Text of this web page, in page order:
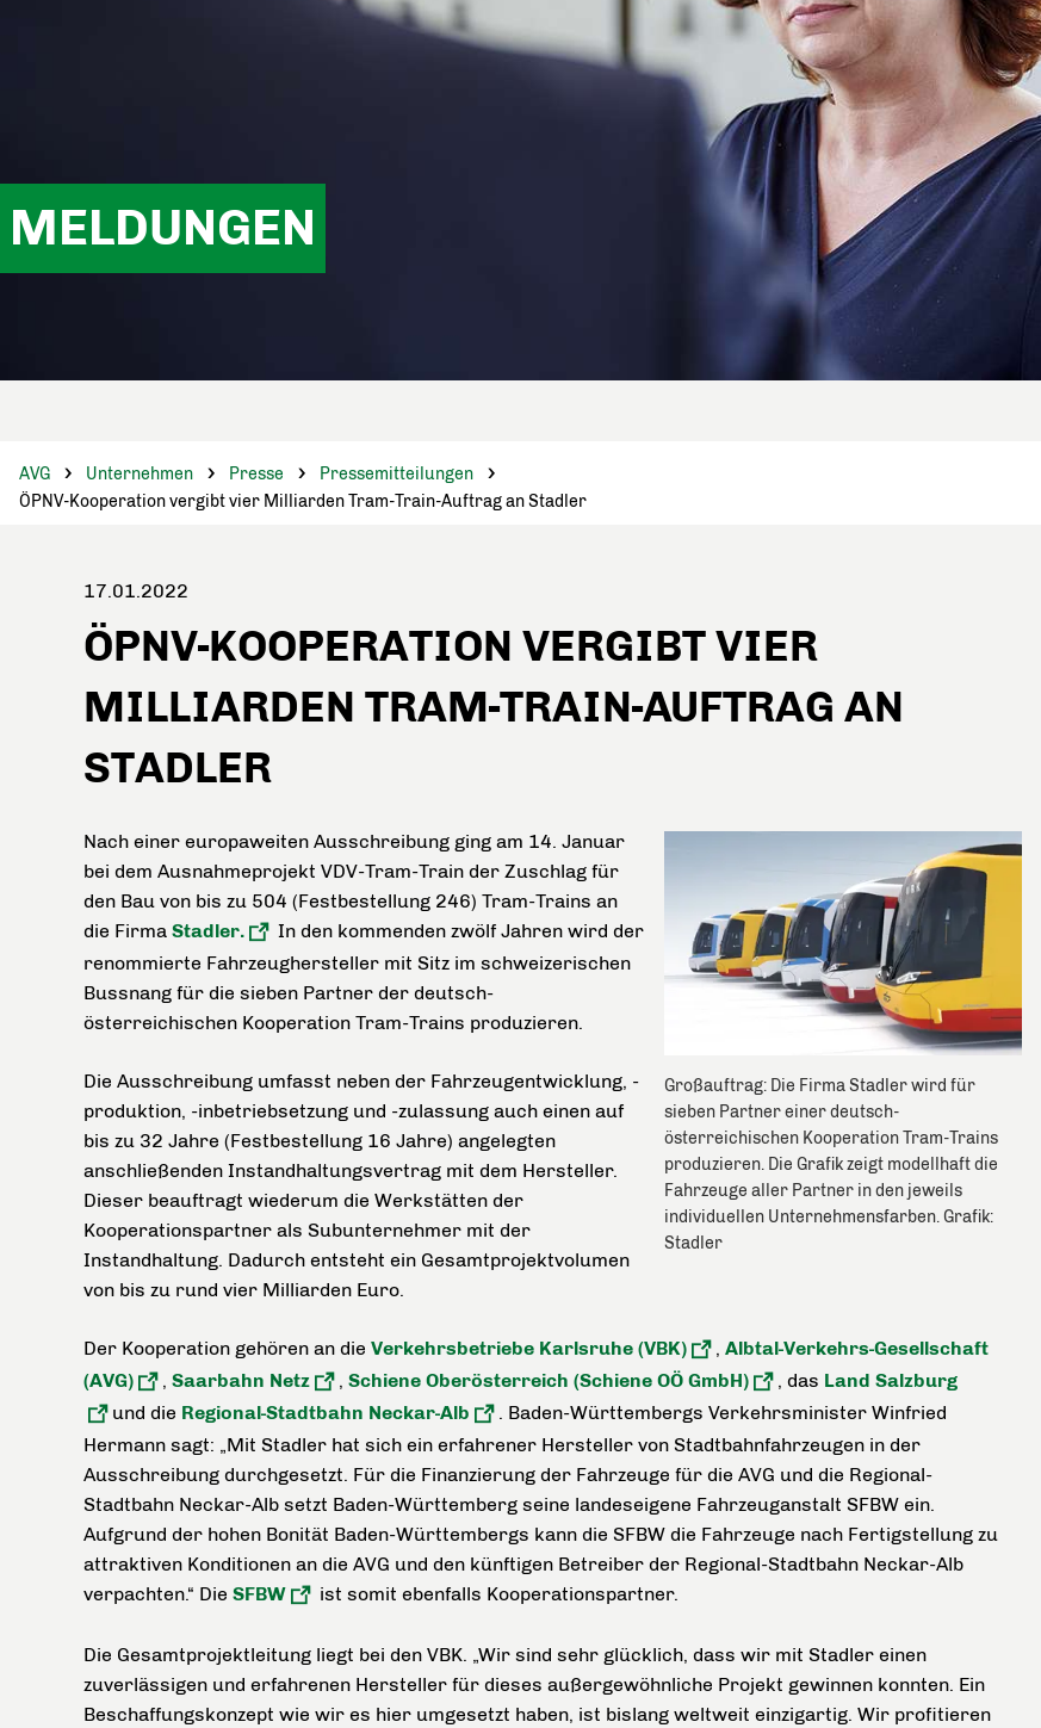
MELDUNGEN
AVG Unternehmen Presse
Pressemitteilungen
ÖPNV-Kooperation vergibt vier Milliarden Tram-Train-Auftrag an Stadler
17.01.2022
ÖPNV-KOOPERATION VERGIBT VIER
MILLIARDEN TRAM-TRAIN-AUFTRAG AN
STADLER
Großauftrag: Die Firma Stadler wird für
sieben Partner einer deutsch-
österreichischen Kooperation Tram-Trains
produzieren. Die Grafik zeigt modellhaft die
Fahrzeuge aller Partner in den jeweils
individuellen Unternehmensfarben. Grafik:
Stadler
Nach einer europaweiten Ausschreibung ging am 14. Januar
bei dem Ausnahmeprojekt VDV-Tram-Train der Zuschlag für
den Bau von bis zu 504 (Festbestellung 246) Tram-Trains an
die Firma Stadler.
In den kommenden zwölf Jahren wird der
renommierte Fahrzeughersteller mit Sitz im schweizerischen
Buss­nang für die sieben Partner der deutsch-
österreichischen Kooperation Tram-Trains produzieren.
Die Ausschreibung umfasst neben der Fahrzeugentwicklung, -
produktion, -inbetriebsetzung und -zulassung auch einen auf
bis zu 32 Jahre (Festbestellung 16 Jahre) angelegten
anschließenden Instandhaltungsvertrag mit dem Hersteller.
Dieser beauftragt wiederum die Werkstätten der
Kooperationspartner als Subunternehmer mit der
Instandhaltung. Dadurch entsteht ein Gesamtprojektvolumen
von bis zu rund vier Milliarden Euro.
Der Kooperation gehören an die Verkehrsbetriebe Karlsruhe (VBK) , Albtal-Verkehrs-Gesellschaft
(AVG)
, Saarbahn Netz , Schiene Oberösterreich (Schiene OÖ GmbH) , das Land Salzburg
und die Regional-Stadtbahn Neckar-Alb
. Baden-Württembergs Verkehrsminister Winfried
Hermann sagt: „Mit Stadler hat sich ein erfahrener Hersteller von Stadtbahnfahrzeugen in der
Ausschreibung durchgesetzt. Für die Finanzierung der Fahrzeuge für die AVG und die Regional-
Stadtbahn Neckar-Alb setzt Baden-Württemberg seine landeseigene Fahrzeuganstalt SFBW ein.
Aufgrund der hohen Bonität Baden-Württembergs kann die SFBW die Fahrzeuge nach Fertigstellung zu
attraktiven Konditionen an die AVG und den künftigen Betreiber der Regional-Stadtbahn Neckar-Alb
verpachten.“ Die SFBW ist somit ebenfalls Kooperationspartner.
Die Gesamtprojektleitung liegt bei den VBK. „Wir sind sehr glücklich, dass wir mit Stadler einen
zuverlässigen und erfahrenen Hersteller für dieses außergewöhnliche Projekt gewinnen konnten. Ein
Beschaffungskonzept wie wir es hier umgesetzt haben, ist bislang weltweit einzigartig. Wir profitieren